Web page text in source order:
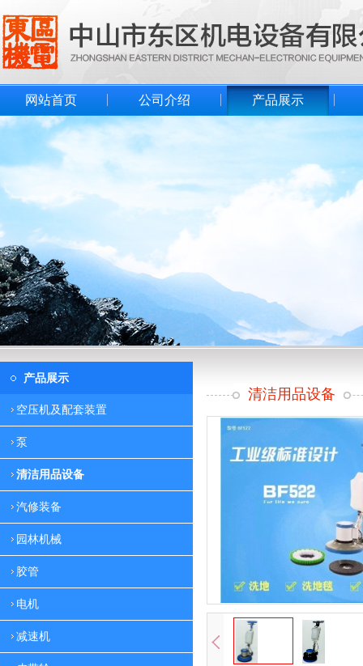
网站首页 公司介绍 产品展示
产品展示
空压机及配套装置
泵
清洁用品设备
汽修装备
园林机械
胶管
电机
减速机
清洁用品设备